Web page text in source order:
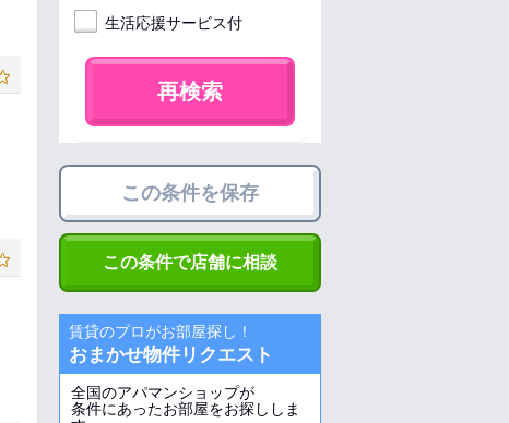
生活応援サービス付
再検索
この条件を保存
この条件で店舗に相談
賃貸のプロがお部屋探し！
おまかせ物件リクエスト
全国のアパマンショップが
条件にあったお部屋をお探ししま